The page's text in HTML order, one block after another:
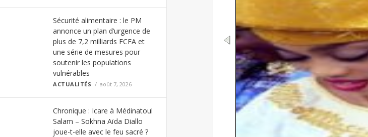
Sécurité alimentaire : le PM
annonce un plan d’urgence de
plus de 7,2 milliards FCFA et
une série de mesures pour
soutenir les populations
vulnérables
ACTUALITÉS août 7, 2026
Chronique : Icare à Médinatoul
Salam – Sokhna Aïda Diallo
joue-t-elle avec le feu sacré ?